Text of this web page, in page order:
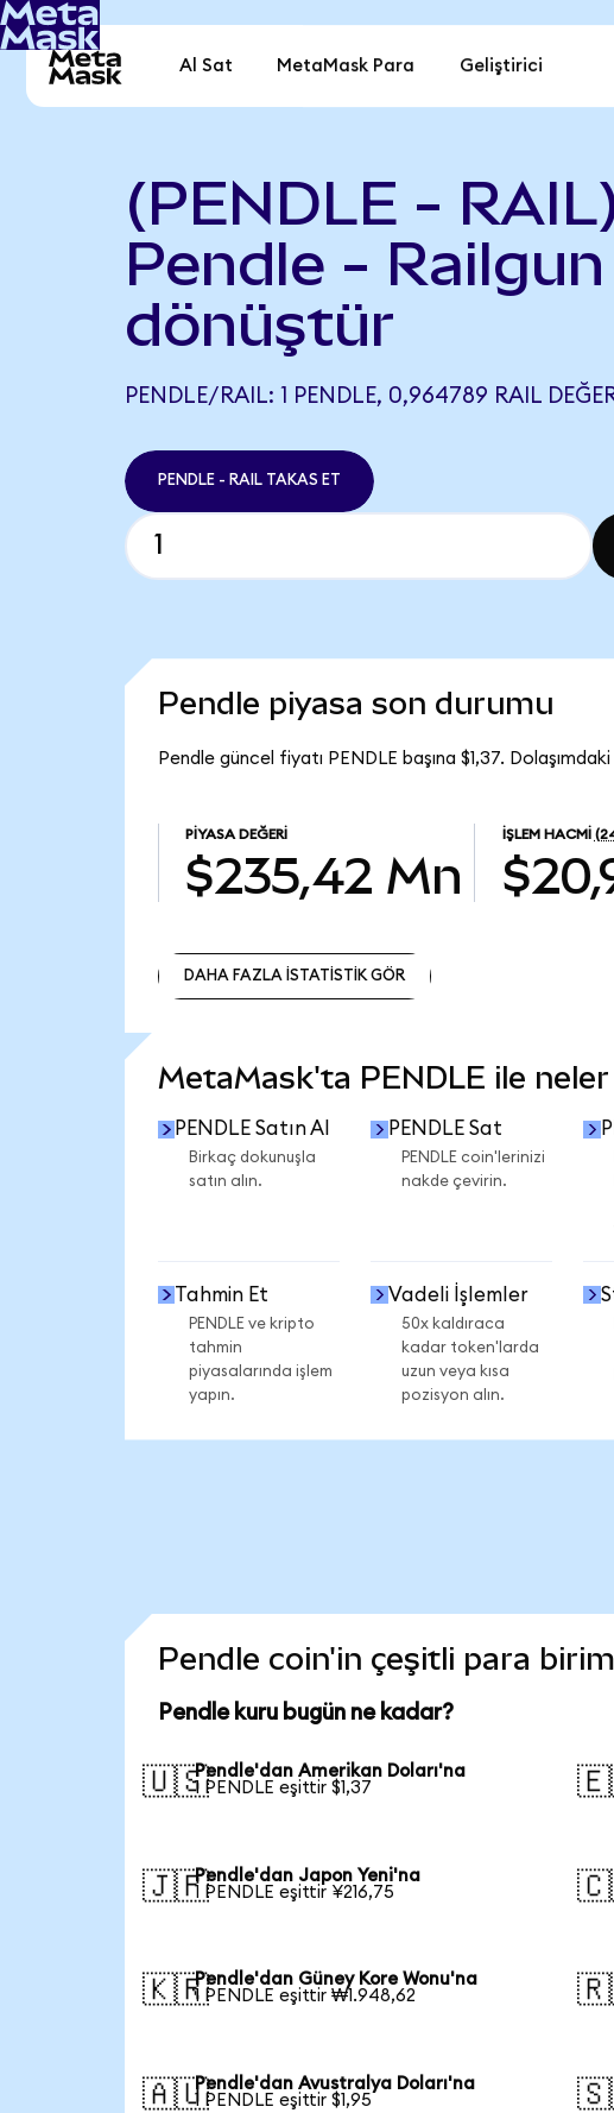
Al Sat MetaMask Para Geliştirici
(PENDLE -
Pendle - Railgun
dönüştür
PENDLE/RAIL: 1 PENDLE, 0,964789 RAIL
PENDLE - RAIL TAKAS ET
Pendle piyasa son durumu
Pendle güncel fiyatı PENDLE başına $1,37.
PIYASA DEĞERI
$235,42 Mn
İŞLEM HACMI
DAHA FAZLA İSTATİSTİK GÖR
MetaMask'ta PENDLE ile neler
PENDLE Satın Al
Birkaç dokunuşla
satın alın.
PENDLE Sat
PENDLE coin'lerinizi
nakde çevirin.
Tahmin Et
PENDLE ve kripto
tahmin
piyasalarında işlem
yapın.
Vadeli İşlemler
50x kaldıraca
kadar token'larda
uzun veya kısa
pozisyon alın.
Pendle coin'in çeşitli para
Pendle kuru bugün ne kadar?
🇺🇸Pendle'dan Amerikan Doları'na
1 PENDLE eşittir $1,37
🇯🇵Pendle'dan Japon Yeni'na
1 PENDLE eşittir ¥216,75
🇰🇷Pendle'dan Güney Kore Wonu'na
1 PENDLE eşittir ₩1.948,62
🇦🇺Pendle'dan Avustralya Doları'na
1 PENDLE eşittir $1,95